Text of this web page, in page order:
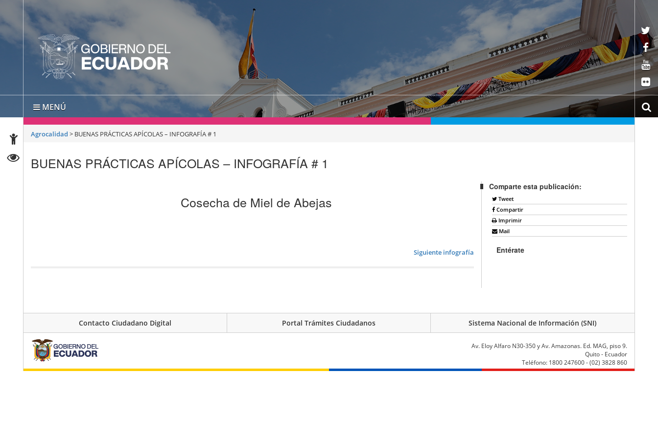
MENÚ
Agrocalidad > BUENAS PRÁCTICAS APÍCOLAS – INFOGRAFÍA # 1
BUENAS PRÁCTICAS APÍCOLAS – INFOGRAFÍA # 1
Cosecha de Miel de Abejas
Siguiente infografía
Comparte esta publicación:
Tweet
Compartir
Imprimir
Mail
Entérate
Contacto Ciudadano Digital Portal Trámites Ciudadanos Sistema Nacional de Información (SNI)
Av. Eloy Alfaro N30-350 y Av. Amazonas. Ed. MAG, piso 9.
Quito - Ecuador
Teléfono: 1800 247600 - (02) 3828 860